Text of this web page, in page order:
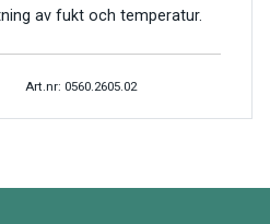
av fukt och temperatur.
Art.nr: 0560.2605.02